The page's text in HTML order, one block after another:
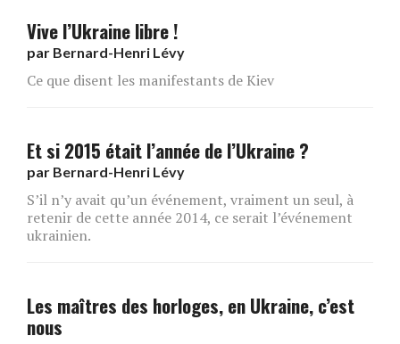
Vive l’Ukraine libre !
par Bernard-Henri Lévy
Ce que disent les manifestants de Kiev
Et si 2015 était l’année de l’Ukraine ?
par Bernard-Henri Lévy
S’il n’y avait qu’un événement, vraiment un seul, à
retenir de cette année 2014, ce serait l’événement
ukrainien.
Les maîtres des horloges, en Ukraine, c’est
nous